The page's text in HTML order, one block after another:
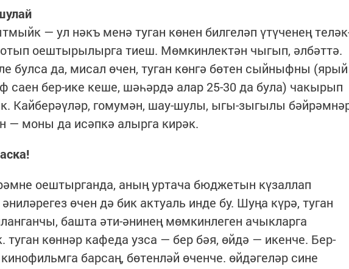
— ул нәкъ менә туган көнен билгеләп үтүченең
оештырылырга тиеш. Мөмкинлектән чыгып, әлбәттә.
булса да, мисал өчен, туган көнгә бөтен сыйныфны (ярый
бер-ике кеше, шәһәрдә алар 25-30 да була) чакырып
Кайберәүләр, гомумән, шау-шулы, ыгы-зыгылы
— моны да исәпкә алырга кирәк.
оештырганда, аның уртача бюджетын күзаллап
өчен дә бик актуаль инде бу. Шуңа күрә, туган
башта әти-әнинең мөмкинлеген ачыкларга
көннәр кафеда узса — бер бәя, өйдә — икенче. Бер-
барсаң, бөтенләй өченче. өйдәгеләр сине